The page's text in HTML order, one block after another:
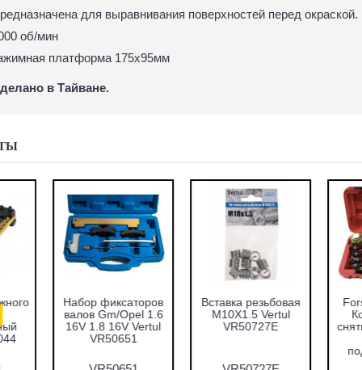
для выравнивания поверхностей перед окраской.
об/мин
платформа 175х95мм
в Тайване.
оправок для
запрессовки
подшипников,
и втулок
Набор фиксаторов
валов VAG 1.2 TFSI
Vertul VR50661
Набор фрез для
восстановления
гнёзд дизельных
Vertul VR50337